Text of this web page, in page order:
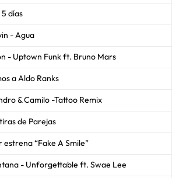
días
- Agua
- Uptown Funk ft. Bruno Mars
a Aldo Ranks
& Camilo -Tattoo Remix
de Parejas
estrena “Fake A Smile”
- Unforgettable ft. Swae Lee